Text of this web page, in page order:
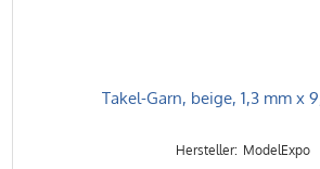
Takel-Garn, beige, 1,3 mm x
ModelExpo